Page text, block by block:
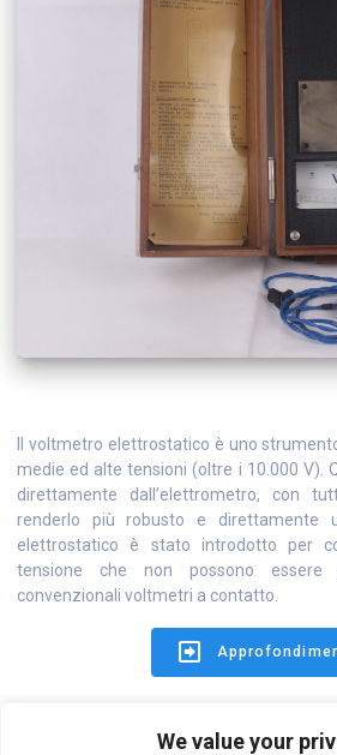
We value your
Il voltmetro elettrostatico è uno
medie ed alte tensioni (oltre i 10.000 V).
direttamente dall’elettrometro, con
renderlo più robusto e direttamente
elettrostatico è stato introdotto per
tensione che non possono essere
convenzionali voltmetri a contatto.